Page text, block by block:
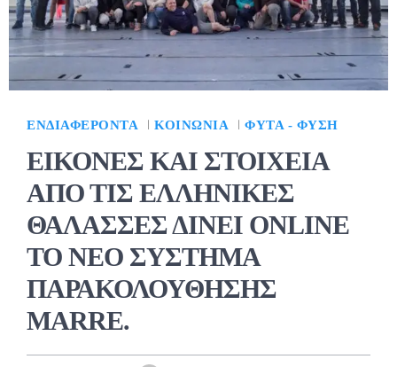
ΕΝΔΙΑΦΈΡΟΝΤΑ ΚΟΙΝΩΝΊΑ ΦΥΤΆ - ΦΎΣΗ
ΕΙΚΟΝΕΣ ΚΑΙ ΣΤΟΙΧΕΙΑ
ΑΠΟ ΤΙΣ ΕΛΛΗΝΙΚΕΣ
ΘΑΛΑΣΣΕΣ ΔΙΝΕΙ ΟΝLΙNE
ΤΟ ΝΕΟ ΣΥΣΤΗΜΑ
ΠΑΡΑΚΟΛΟΥΘΗΣΗΣ
MARRE.